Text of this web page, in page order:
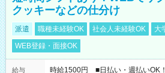
クッキーなどの仕分け
派遣 職種未経験OK 社会人未経験OK 大
WEB登録・面接OK
給与
時給1500円 ■日払い・週払いOK